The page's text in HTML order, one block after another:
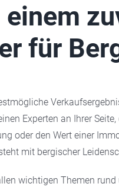
für
Experten an Ihrer
oder den Wert einer
mit bergischer
wichtigen Themen